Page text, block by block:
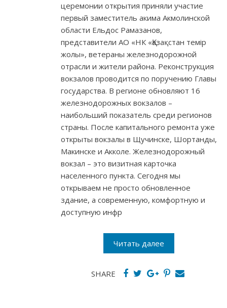
церемонии открытия приняли участие
первый заместитель акима Акмолинской
области Ельдос Рамазанов,
представители АО «НК «Қазақстан темір
жолы», ветераны железнодорожной
отрасли и жители района. Реконструкция
вокзалов проводится по поручению Главы
государства. В регионе обновляют 16
железнодорожных вокзалов –
наибольший показатель среди регионов
страны. После капитального ремонта уже
открыты вокзалы в Щучинске, Шортанды,
Макинске и Акколе. Железнодорожный
вокзал – это визитная карточка
населенного пункта. Сегодня мы
открываем не просто обновленное
здание, а современную, комфортную и
доступную инфр
Читать далее
SHARE